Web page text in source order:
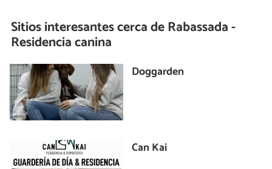
Sitios interesantes cerca deRabassada -
Residencia canina
Doggarden
Can Kai